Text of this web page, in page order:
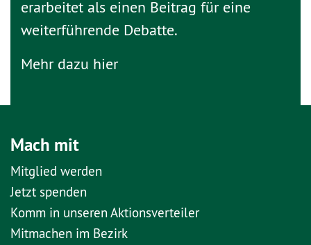
erarbeitet als einen Beitrag für eine
weiterführende Debatte.
Mehr dazu hier
Mach mit
Mitglied werden
Jetzt spenden
Komm in unseren Aktionsverteiler
Mitmachen im Bezirk